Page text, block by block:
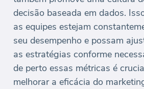
decisão baseada em dados.
as equipes estejam
seu desempenho e possam
as estratégias conforme
de perto essas métricas é
melhorar a eficácia do